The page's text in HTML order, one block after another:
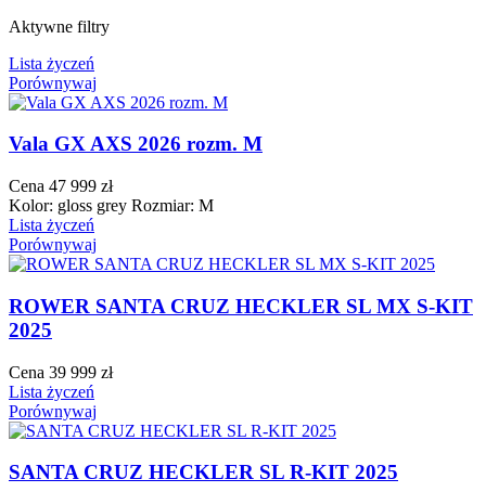
Aktywne filtry
Lista życzeń
Porównywaj
Vala GX AXS 2026 rozm. M
Cena 47 999 zł
Kolor: gloss grey Rozmiar: M
Lista życzeń
Porównywaj
ROWER SANTA CRUZ HECKLER SL MX S-KIT
2025
Cena 39 999 zł
Lista życzeń
Porównywaj
SANTA CRUZ HECKLER SL R-KIT 2025